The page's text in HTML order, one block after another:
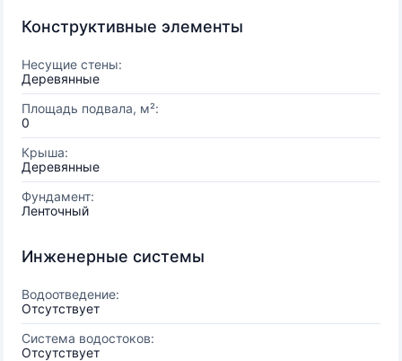
Конструктивные элементы
Несущие стены:
Деревянные
Площадь подвала, м²:
0
Крыша:
Деревянные
Фундамент:
Ленточный
Инженерные системы
Водоотведение:
Отсутствует
Система водостоков:
Отсутствует